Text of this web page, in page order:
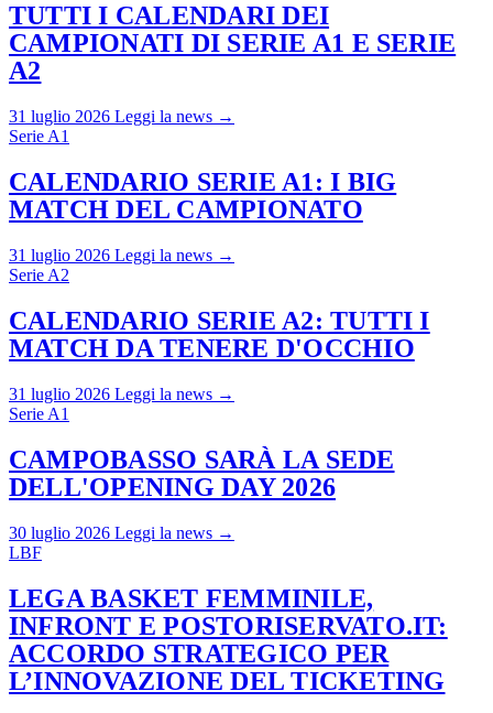
TUTTI I CALENDARI DEI
CAMPIONATI DI SERIE A1 E SERIE
A2
31 luglio 2026 Leggi la news →
Serie A1
CALENDARIO SERIE A1: I BIG
MATCH DEL CAMPIONATO
31 luglio 2026 Leggi la news →
Serie A2
CALENDARIO SERIE A2: TUTTI I
MATCH DA TENERE D'OCCHIO
31 luglio 2026 Leggi la news →
Serie A1
CAMPOBASSO SARÀ LA SEDE
DELL'OPENING DAY 2026
30 luglio 2026 Leggi la news →
LBF
LEGA BASKET FEMMINILE,
INFRONT E POSTORISERVATO.IT:
ACCORDO STRATEGICO PER
L’INNOVAZIONE DEL TICKETING